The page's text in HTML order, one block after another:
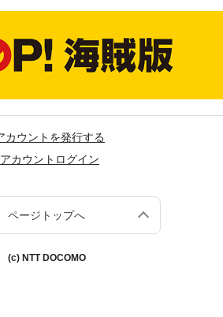
カウントを発行する
カウントログイン
ページトップへ
(c) NTT DOCOMO